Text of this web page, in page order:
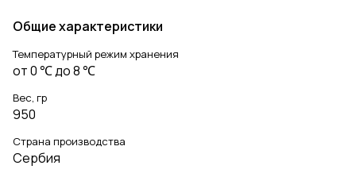
Общие характеристики
Температурный режим хранения
от 0 ℃ до 8 ℃
Вес, гр
950
Страна производства
Сербия